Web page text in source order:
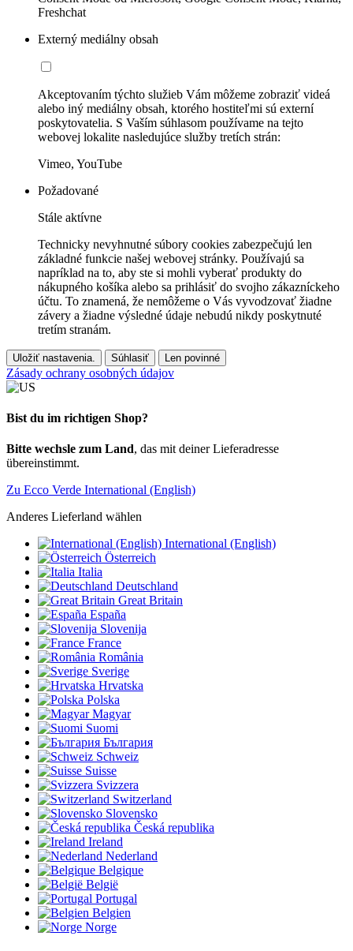
Freshchat
Externý mediálny obsah
Akceptovaním týchto služieb Vám môžeme zobraziť videá
alebo iný mediálny obsah, ktorého hostiteľmi sú externí
poskytovatelia. S Vaším súhlasom používame na tejto
webovej lokalite nasledujúce služby tretích strán:
Vimeo, YouTube
Požadované
Stále aktívne
Technicky nevyhnutné súbory cookies zabezpečujú len
základné funkcie našej webovej stránky. Používajú sa
napríklad na to, aby ste si mohli vyberať produkty do
nákupného košíka alebo sa prihlásiť do svojho zákazníckeho
účtu. To znamená, že nemôžeme o Vás vyvodzovať žiadne
závery a žiadne výsledné údaje nebudú nikdy poskytnuté
tretím stranám.
Uložiť nastavenia. Súhlasiť Len povinné
Zásady ochrany osobných údajov
Bist du im richtigen Shop?
Bitte wechsle zum Land, das mit deiner Lieferadresse
übereinstimmt.
Zu Ecco Verde International (English)
Anderes Lieferland wählen
International (English)
Österreich
Italia
Deutschland
Great Britain
España
Slovenija
France
România
Sverige
Hrvatska
Polska
Magyar
Suomi
България
Schweiz
Suisse
Svizzera
Switzerland
Slovensko
Česká republika
Ireland
Nederland
Belgique
België
Portugal
Belgien
Norge